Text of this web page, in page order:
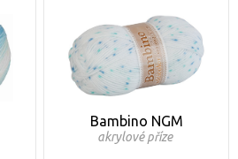
Bambino NGM
akrylové příze